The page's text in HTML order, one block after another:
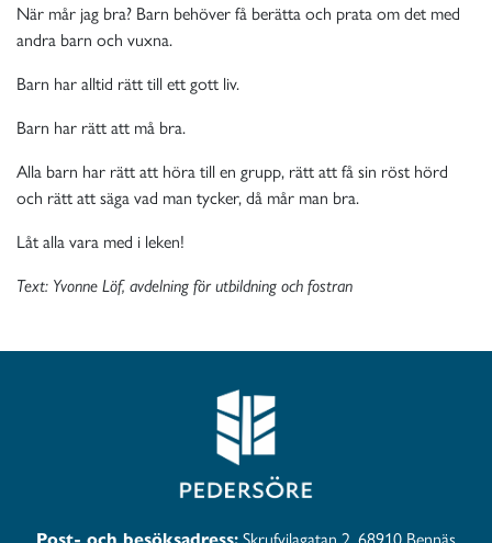
När mår jag bra? Barn behöver få berätta och prata om det med
andra barn och vuxna.
Barn har alltid rätt till ett gott liv.
Barn har rätt att må bra.
Alla barn har rätt att höra till en grupp, rätt att få sin röst hörd
och rätt att säga vad man tycker, då mår man bra.
Låt alla vara med i leken!
Text: Yvonne Löf, avdelning för utbildning och fostran